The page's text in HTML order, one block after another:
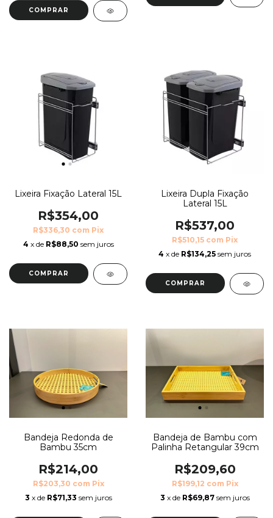
Lixeira Fixação Lateral 15L
R$354,00
R$336,30 com Pix
4 x de R$88,50 sem juros
COMPRAR
Lixeira Dupla Fixação
Lateral 15L
R$537,00
R$510,15 com Pix
4 x de R$134,25 sem juros
COMPRAR
Bandeja Redonda de
Bambu 35cm
R$214,00
R$203,30 com Pix
3 x de R$71,33 sem juros
Bandeja de Bambu com
Palinha Retangular 39cm
R$209,60
R$199,12 com Pix
3 x de R$69,87 sem juros